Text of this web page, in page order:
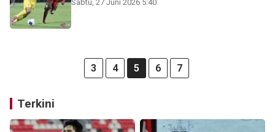
Sabtu, 27 Juni 2026 5:40
3 4 5 6 7
Terkini